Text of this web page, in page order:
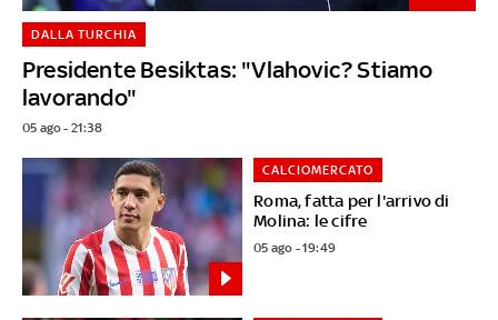
Presidente Besiktas: "Vlahovic? Stiamo
lavorando"
DALLA TURCHIA
05 ago - 21:38
Roma, fatta per l'arrivo di
Molina: le cifre
CALCIOMERCATO
05 ago - 19:49